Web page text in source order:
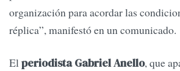
organización para acordar las
réplica”, manifestó en un comunicado.
Elperiodista Gabriel Anello, que